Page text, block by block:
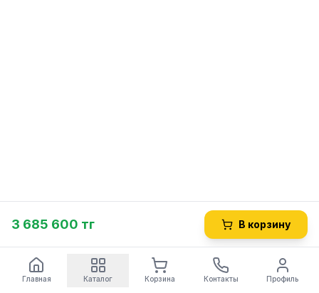
3 685 600 тг В корзину
Главная Каталог Корзина Контакты Профиль